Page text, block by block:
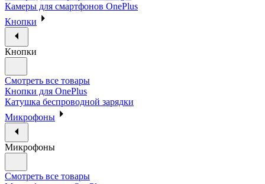
Камеры для смартфонов OnePlus
Кнопки
Кнопки
Смотреть все товары
Кнопки для OnePlus
Катушка беспроводной зарядки
Микрофоны
Микрофоны
Смотреть все товары